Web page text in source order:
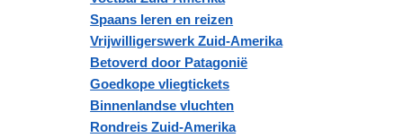
Spaans leren en reizen
Vrijwilligerswerk Zuid-Amerika
Betoverd door Patagonië
Goedkope vliegtickets
Binnenlandse vluchten
Rondreis Zuid-Amerika